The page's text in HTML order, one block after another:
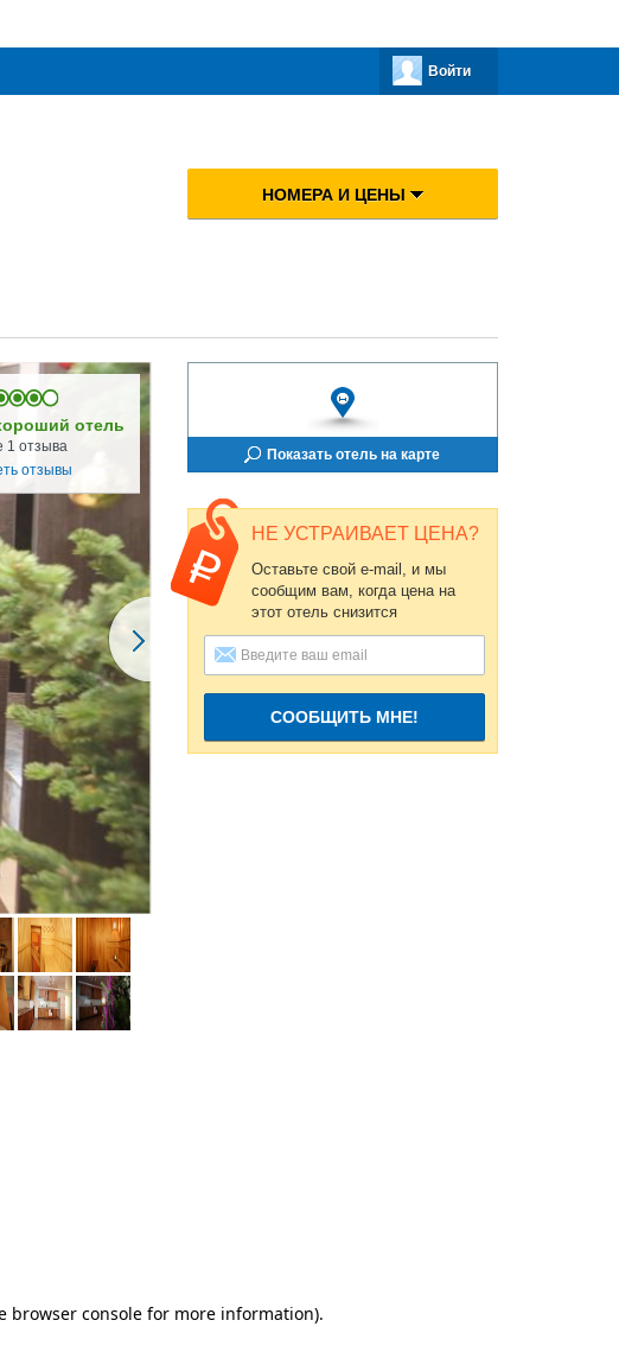
Войти
НОМЕРА И ЦЕНЫ
отель
1 отзыва
отзывы
Показать отель на карте
НЕ УСТРАИВАЕТ ЦЕНА?
Оставьте свой e-mail, и мы
сообщим вам, когда цена на
этот отель снизится
СООБЩИТЬ МНЕ!